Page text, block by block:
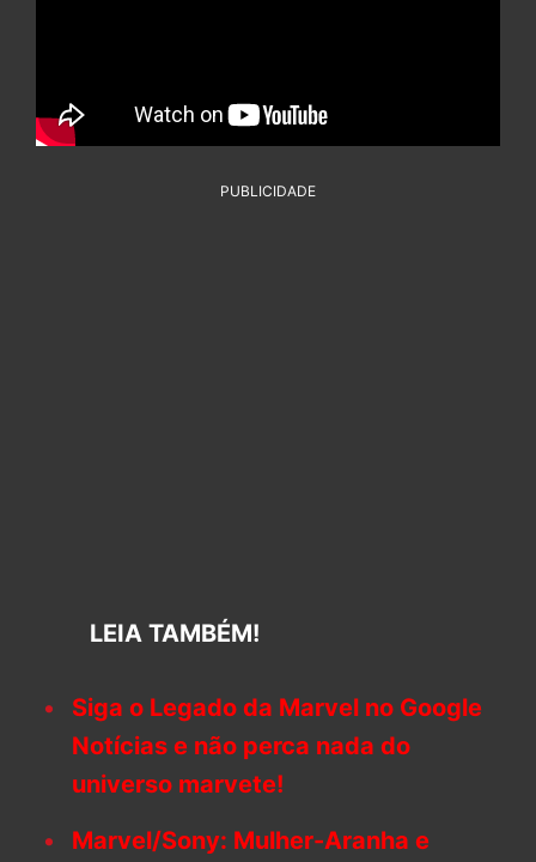
PUBLICIDADE
LEIA TAMBÉM!
Siga o Legado da Marvel no Google
Notícias e não perca nada do
universo marvete!
Marvel/Sony: Mulher-Aranha e